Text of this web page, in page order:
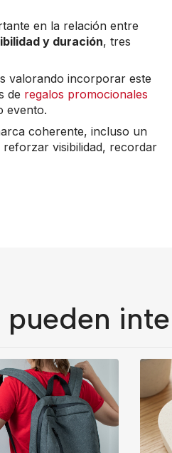
en la relación entre
y duración, tres
valorando incorporar este
de regalos promocionales
evento.
coherente, incluso un
visibilidad, recordar